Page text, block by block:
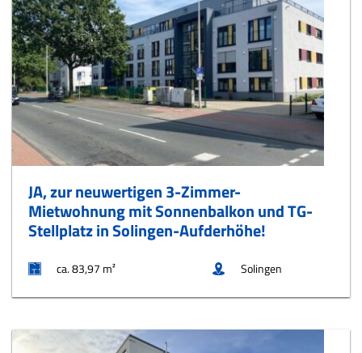
JA, zur neuwertigen 3-Zimmer-
Mietwohnung mit Sonnenbalkon und TG-
Stellplatz in Solingen-Aufderhöhe!
ca. 83,97 m² Solingen